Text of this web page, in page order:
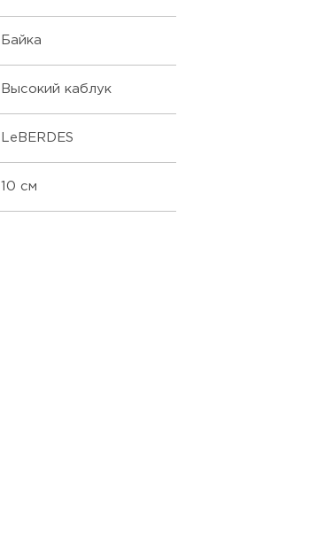
Байка
Высокий каблук
LeBERDES
10 см